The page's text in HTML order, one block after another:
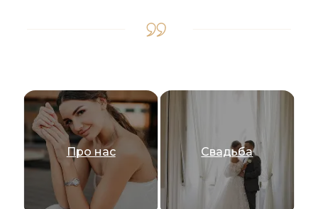
Про нас Свадьба